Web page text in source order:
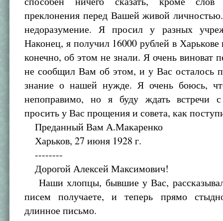
преклонения перед Вашей живой
недоразумение. Я просил у разных
Наконец, я получил 16000 рублей в
конечно, об этом не знали. Я очень виноват
не сообщил Вам об этом, и у Вас осталось
знание о нашей нужде. Я очень боюсь,
непоправимо, но я буду ждать встречи
просить у Вас прощения и совета, как
Преданный Вам А.Макаренко
Харьков, 27 июня 1928 г.
--------
Дорогой Алексей Максимович!
Наши хлопцы, бывшие у Вас,
писем получаете, и теперь прямо
длинное письмо.